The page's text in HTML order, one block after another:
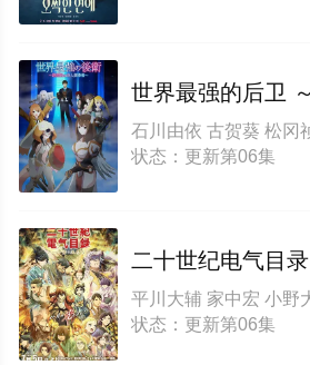
状态：更新第06集
二十世纪电气目录
状态：更新第06集